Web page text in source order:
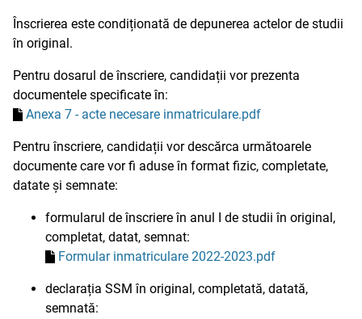
Înscrierea este condiționată de depunerea actelor de studii
în original.
Pentru dosarul de înscriere, candidații vor prezenta
documentele specificate în:
Anexa 7 - acte necesare inmatriculare.pdf
Pentru înscriere, candidații vor descărca următoarele
documente care vor fi aduse în format fizic, completate,
datate și semnate:
formularul de înscriere în anul I de studii în original,
completat, datat, semnat:
Formular inmatriculare 2022-2023.pdf
declarația SSM în original, completată, datată,
semnată: